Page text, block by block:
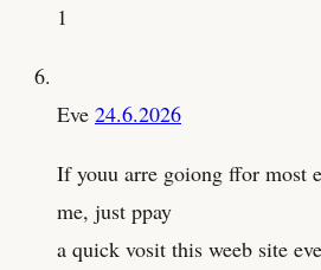
1
Eve 24.6.2026
If youu arre goiong ffor most
me, just ppay
a quick vosit this weeb site